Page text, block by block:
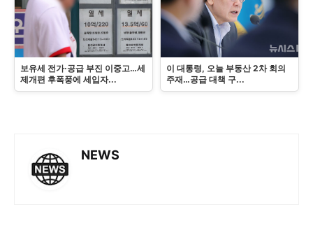
보유세 전가·공급 부진 이중고…세
제개편 후폭풍에 세입자...
이 대통령, 오늘 부동산 2차 회의
주재…공급 대책 구...
NEWS